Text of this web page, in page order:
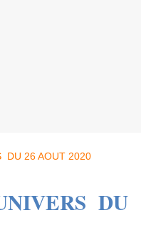
DU